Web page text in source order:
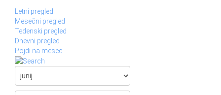
Letni pregled
Mesečni pregled
Tedenski pregled
Dnevni pregled
Pojdi na mesec